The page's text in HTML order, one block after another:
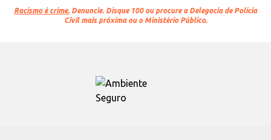
Racismo é crime. Denuncie. Disque 100 ou procure a Delegacia de Polícia
Civil mais próxima ou o Ministério Público.